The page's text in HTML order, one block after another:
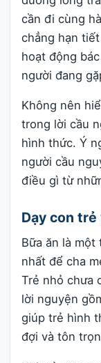
cần đi cùng
chẳng hạn
hoạt động
người đang
Không nên
trong lời cầu
hình thức. Ý
người cầu
điều gì từ
Dạy con
Bữa ăn là
nhất để cha
Trẻ nhỏ chưa
lời nguyện
giúp trẻ hình
đợi và tôn